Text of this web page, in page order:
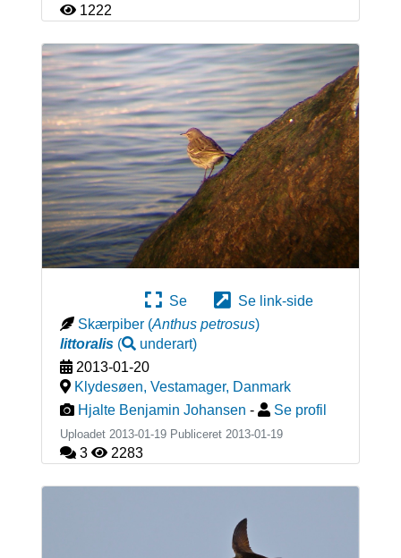
1222
Se
Se link-side
Skærpiber (Anthus petrosus)
littoralis( underart)
2013-01-20
Klydesøen, Vestamager, Danmark
Hjalte Benjamin Johansen - Se profil
Uploadet 2013-01-19 Publiceret 2013-01-19
3 2283